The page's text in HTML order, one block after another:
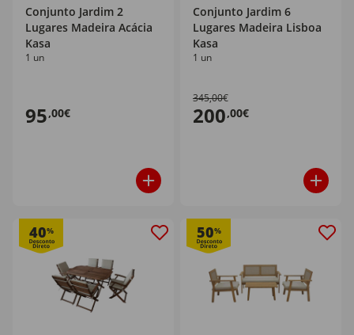
Conjunto Jardim 2
Lugares Madeira Acácia
Kasa
1 un
95,00€
Conjunto Jardim 6
Lugares Madeira Lisboa
Kasa
1 un
345,00€
200,00€
40% 50%